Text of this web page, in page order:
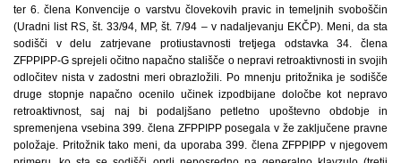
ter 6. člena Konvencije o varstvu človekovih pravic in temeljnih svoboščin
(Uradni list RS, št. 33/94, MP, št. 7/94 – v nadaljevanju EKČP). Meni, da sta
sodišči v delu zatrjevane protiustavnosti tretjega odstavka 34. člena
ZFPPIPP-G sprejeli očitno napačno stališče o nepravi retroaktivnosti in svojih
odločitev nista v zadostni meri obrazložili. Po mnenju pritožnika je sodišče
druge stopnje napačno ocenilo učinek izpodbijane določbe kot nepravo
retroaktivnost, saj naj bi podaljšano petletno upoštevno obdobje in
spremenjena vsebina 399. člena ZFPPIPP posegala v že zaključene pravne
položaje. Pritožnik tako meni, da uporaba 399. člena ZFPPIPP v njegovem